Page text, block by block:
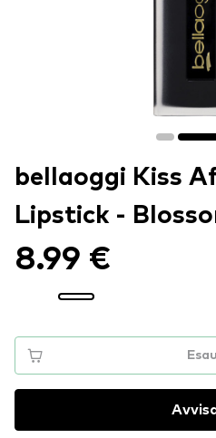
bellaoggi Kiss
Lipstick -
8.99 €